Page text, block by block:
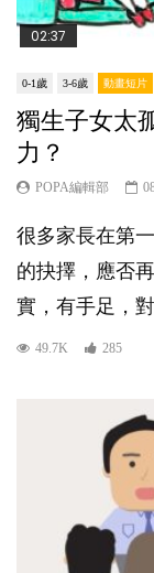
02:37
0-1歲 3-6歲 動畫短片
獨生子女太
力？
POPA編輯部
很多家長在第
的抉擇，應否
實，有手足，
49.7K 285